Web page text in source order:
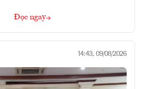
Đọc ngay
14:43, 09/08/2026